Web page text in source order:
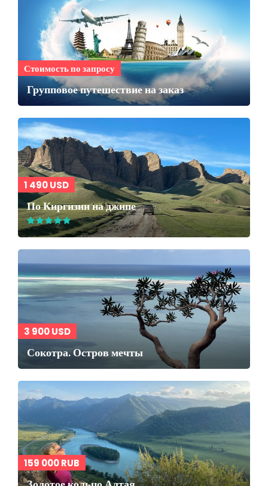
Стоимость по запросу
Групповое путешествие на заказ
1 490 USD
По Киргизии на джипе
3 900 USD
Сокотра. Остров мечты
159 000 RUB